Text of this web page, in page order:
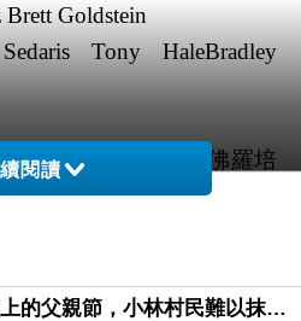
Brett Goldstein
Tony HaleBradley
2026描述講述珍妮佛羅培
是工作狂，擔任老闆珍妮
即身陷混亂之中。
高德斯坦擔任製作，故事
閱讀
八八風災上的父親節，小林村民難以抹滅的痛